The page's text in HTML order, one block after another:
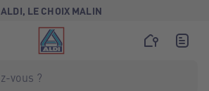
ALDI, LE CHOIX MALIN